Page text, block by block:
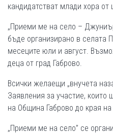
кандидатстват млади хора от
„Приеми ме на село –
бъде организирано в селата
месеците юли и август.
деца от град Габрово.
Всички желаещи „внучета
Заявления за участие, които
на Община Габрово до края
„Приеми ме на село” се